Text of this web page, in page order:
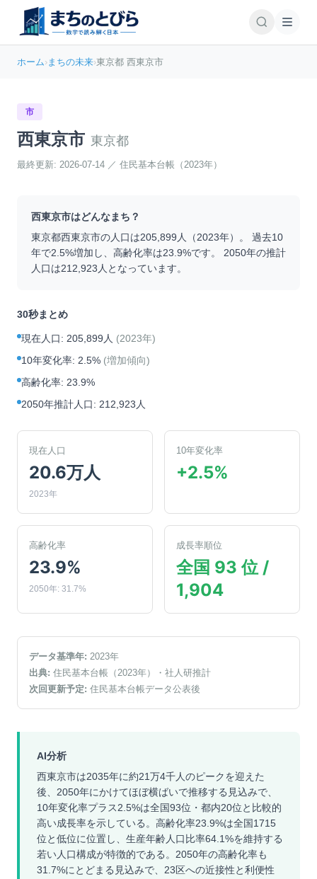
ホーム›まちの未来›東京都 西東京市
市
西東京市 東京都
最終更新: 2026-07-14 ／ 住民基本台帳（2023年）
西東京市はどんなまち？
東京都西東京市の人口は205,899 人（2023年）。 過去10
年で2.5%増加 し、高齢化率は23.9%です。 2050年の推計
人口は212,923 人となっています。
30秒まとめ
現在人口: 205,899人 (2023年)
10年変化率: 2.5% (増加傾向)
高齢化率: 23.9%
2050年推計人口: 212,923人
現在人口
20.6万人
2023年
10年変化率
+2.5%
高齢化率
23.9%
2050年: 31.7%
成長率順位
全国 93 位 /
1,904
データ基準年: 2023年
出典: 住民基本台帳（2023年）
・社人研推計
次回更新予定: 住民基本台帳データ公表後
AI分析
西東京市は2035年に約21万4千人のピークを迎えた
後、2050年にかけてほぼ横ばいで推移する見込みで、
10年変化率プラス2.5%は全国93位・都内20位と比較的
高い成長率を示している。高齢化率23.9%は全国1715
位と低位に位置し、生産年齢人口比率64.1%を維持する
若い人口構成が特徴的である。2050年の高齢化率も
31.7%にとどまる見込みで、23区への近接性と利便性